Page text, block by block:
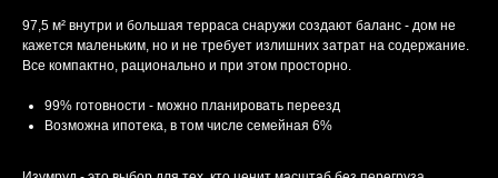
97,5 м² внутри и большая терраса снаружи создают баланс - дом не
кажется маленьким, но и не требует излишних затрат на содержание.
Все компактно, рационально и при этом просторно.
99% готовности - можно планировать переезд
Возможна ипотека, в том числе семейная 6%